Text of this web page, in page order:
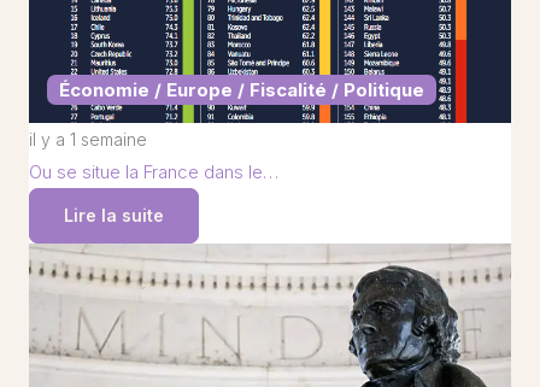
Économie / Europe / Fiscalité / Politique
il y a 1 semaine
Ou se situe la France dans le…
Lire la suite